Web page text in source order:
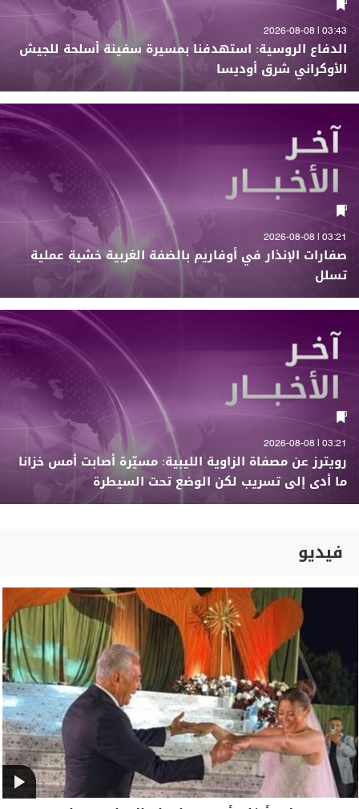
03:43 | 2026-08-08
الدفاع الروسية: استهدفنا بمسيرة سفينة أسلحة للجيش
الأوكراني شرق أوديسا
03:21 | 2026-08-08
صفارات الإنذار في أوفاريم بالضفة الغربية خشية عملية
تسلل
03:21 | 2026-08-08
رويترز عن مصفاة الزاوية الليبية: مسيّرة أصابت أمس خزانا
ما أدى إلى تسريب لكن الوضع تحت السيطرة
فيديو